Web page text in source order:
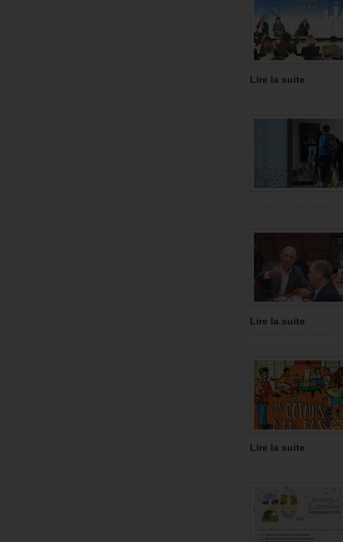
Lire la suite
Lire la suite
Lire la suite